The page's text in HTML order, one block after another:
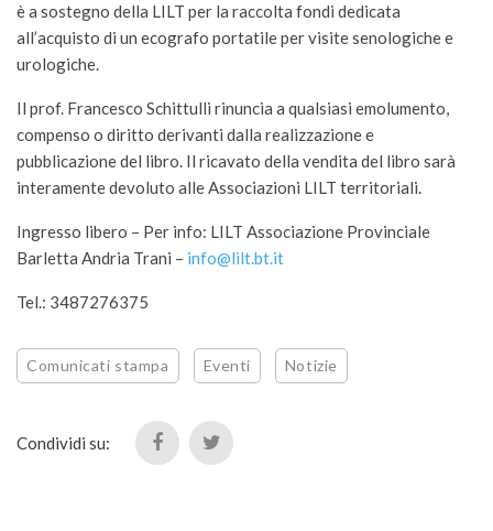
è a sostegno della LILT per la raccolta fondi dedicata
all’acquisto di un ecografo portatile per visite senologiche e
urologiche.
Il prof. Francesco Schittulli rinuncia a qualsiasi emolumento,
compenso o diritto derivanti dalla realizzazione e
pubblicazione del libro. Il ricavato della vendita del libro sarà
interamente devoluto alle Associazioni LILT territoriali.
Ingresso libero – Per info: LILT Associazione Provinciale
Barletta Andria Trani – info@lilt.bt.it
Tel.: 3487276375
Comunicati stampa Eventi Notizie
Condividi su: